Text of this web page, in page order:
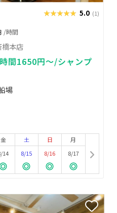
★★★★★
★★★★★ 5.0 (1)
/時間
本店
間1650円〜/シャンプ
場
金
14
土
8/15
日
8/16
月
8/17